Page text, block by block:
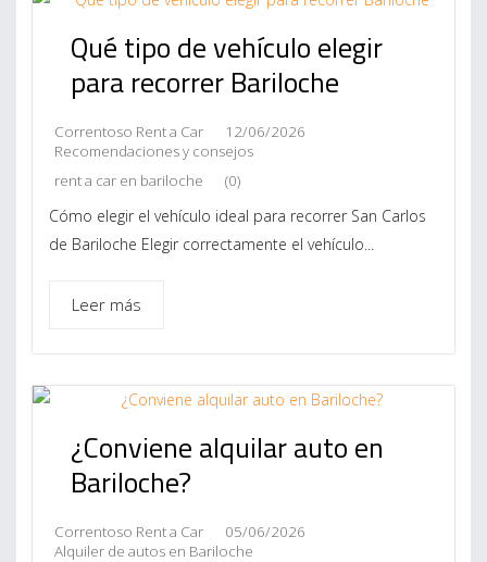
Qué tipo de vehículo elegir
para recorrer Bariloche
Correntoso Rent a Car
12/06/2026
Recomendaciones y consejos
rent a car en bariloche
(0)
Cómo elegir el vehículo ideal para recorrer San Carlos
de Bariloche Elegir correctamente el vehículo...
Leer más
¿Conviene alquilar auto en
Bariloche?
Correntoso Rent a Car
05/06/2026
Alquiler de autos en Bariloche